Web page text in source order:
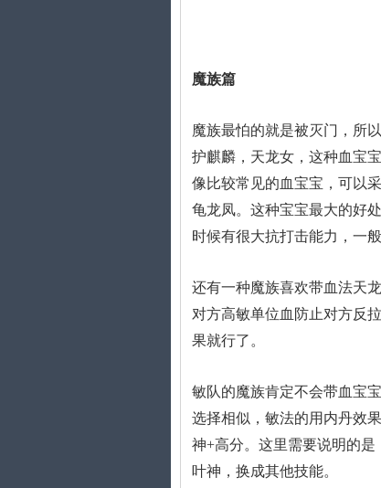
魔族篇
魔族最怕的就是被灭门，所
护麒麟，天龙女，这种血宝
像比较常见的血宝宝，可以
龟龙凤。这种宝宝最大的好
时候有很大抗打击能力，一
还有一种魔族喜欢带血法天
对方高敏单位血防止对方反
果就行了。
敏队的魔族肯定不会带血宝
选择相似，敏法的用内丹效
神+高分。这里需要说明的
叶神，换成其他技能。